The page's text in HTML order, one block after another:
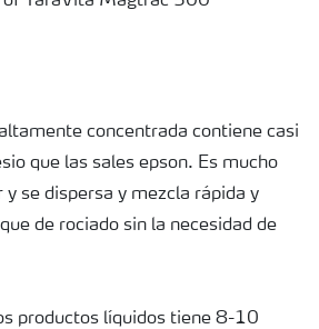
concentrada contiene casi
que las sales epson. Es mucho
y se dispersa y mezcla rápida y
de rociado sin la necesidad de
productos líquidos tiene 8-10